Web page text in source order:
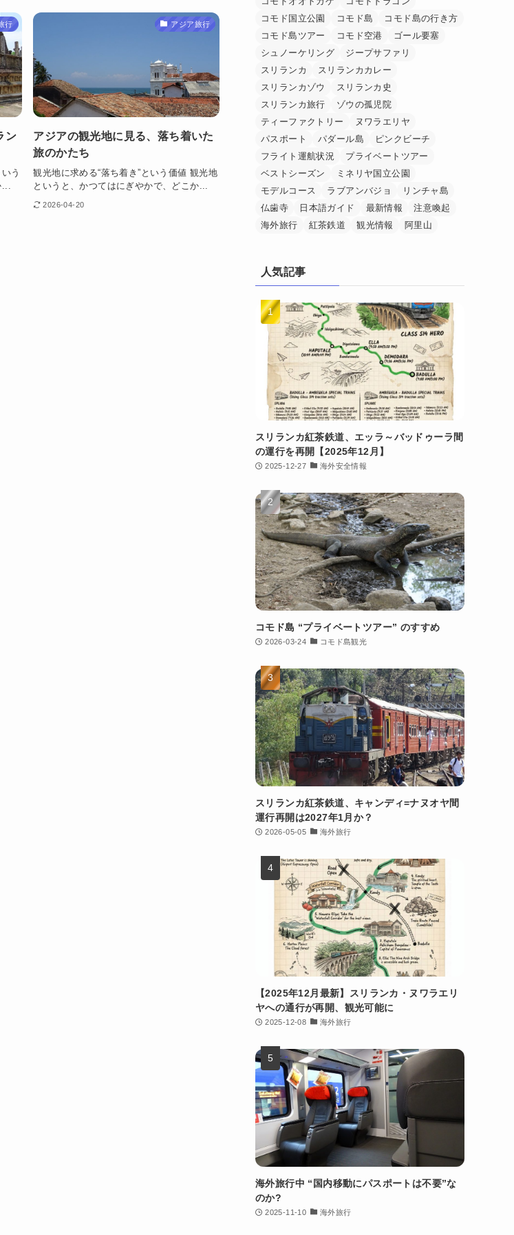
行
ン
う
アジア旅行
アジアの観光地に見る、落ち着いた
旅のかたち
観光地に求める“落ち着き”という価値 観光地
というと、かつてはにぎやかで、どこか...
2026-04-20
コモド国立公園
コモド島
コモド島の行き方
コモド島ツアー
コモド空港
ゴール要塞
シュノーケリング
ジープサファリ
スリランカ
スリランカカレー
スリランカゾウ
スリランカ史
スリランカ旅行
ゾウの孤児院
ティーファクトリー
ヌワラエリヤ
パスポート
パダール島
ピンクビーチ
フライト運航状況
プライベートツアー
ベストシーズン
ミネリヤ国立公園
モデルコース
ラブアンバジョ
リンチャ島
仏歯寺
日本語ガイド 最新情報
注意喚起
海外旅行
紅茶鉄道 観光情報 阿里山
人気記事
スリランカ紅茶鉄道、エッラ～バッドゥーラ間
の運行を再開【2025年12月】
2025-12-27 海外安全情報
コモド島 “プライベートツアー” のすすめ
2026-03-24 コモド島観光
スリランカ紅茶鉄道、キャンディ=ナヌオヤ間
運行再開は2027年1月か？
2026-05-05 海外旅行
【2025年12月最新】スリランカ・ヌワラエリ
ヤへの通行が再開、観光可能に
2025-12-08 海外旅行
海外旅行中 “国内移動にパスポートは不要”な
のか?
2025-11-10 海外旅行